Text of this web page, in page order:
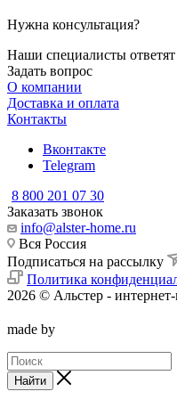
Нужна консультация?
Наши специалисты
Задать вопрос
О компании
Доставка и оплата
Контакты
Вконтакте
Telegram
8 800 201 07 30
Заказать звонок
info@alster-home.ru
Вся Россия
Подписаться на рассылку
Политика
2026 © Альстер - интернет-
made by
Найти